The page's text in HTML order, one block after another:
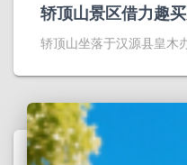
轿顶山景区借力趣
轿顶山坐落于汉源县皇木